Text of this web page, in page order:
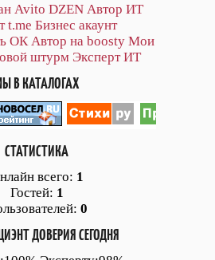
Avito DZEN Автор ИТ
t.me Бизнес акаунт
ОК Автор на boosty Мои
штурм Эксперт ИТ
В КАТАЛОГАХ
СТАТИСТИКА
всего: 1
Гостей: 1
0
ДОВЕРИЯ СЕГОДНЯ